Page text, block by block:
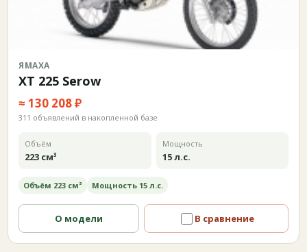
ЯМАХА
XT 225 Serow
≈ 130 208 ₽
311 объявлений в накопленной базе
Объём
223 см³
Мощность
15 л.с.
Объём 223 см³ Мощность 15 л.с.
О модели В сравнение